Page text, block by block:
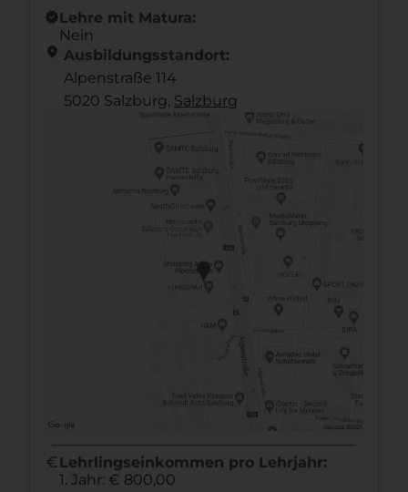
new_releasesLehre mit Matura:
Nein
location_on Ausbildungsstandort:
Alpenstraße 114
5020 Salzburg, Salzburg
euro Lehrlingseinkommen pro Lehrjahr:
1. Jahr: € 800,00